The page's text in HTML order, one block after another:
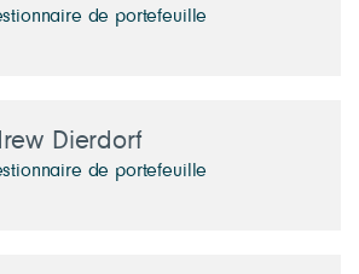
de portefeuille
Dierdorf
de portefeuille